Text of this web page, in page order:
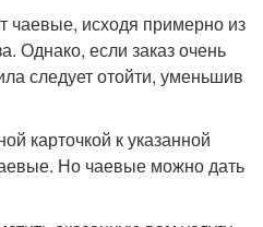
чаевые, исходя примерно из
Однако, если заказ очень
следует отойти, уменьшив
карточкой к указанной
Но чаевые можно дать